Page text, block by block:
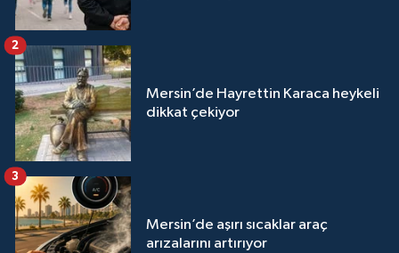
Mersin’de Hayrettin Karaca heykeli
dikkat çekiyor
2
Mersin’de aşırı sıcaklar araç
arızalarını artırıyor
3